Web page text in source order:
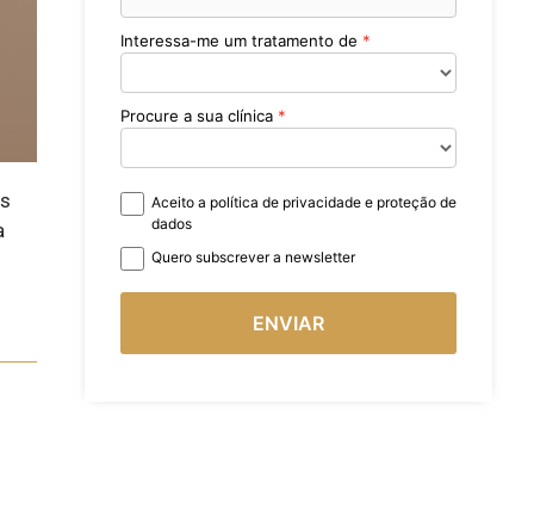
Interessa-me um tratamento de
Procure a sua clínica
Aceito a política de privacidade e proteção de
dados
Quero subscrever a newsletter
ENVIAR